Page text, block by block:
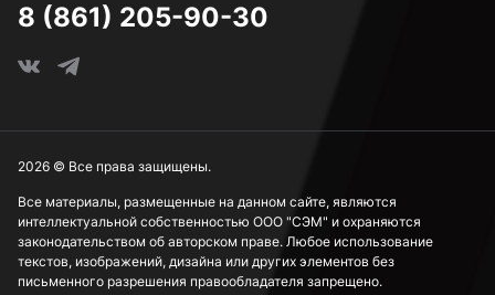
8 (861) 205-90-30
Все материалы, размещенные на данном сайте, являются
интеллектуальной собственностью ООО "СЭМ" и охраняются
законодательством об авторском праве. Любое использование
текстов, изображений, дизайна или других элементов без
письменного разрешения правообладателя запрещено.
2026 © Все права защищены.